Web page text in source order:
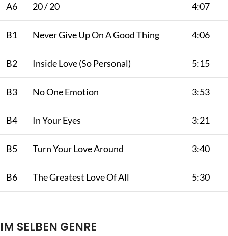
A6 20 / 20 4:07
B1 Never Give Up On A Good Thing 4:06
B2 Inside Love (So Personal) 5:15
B3 No One Emotion 3:53
B4 In Your Eyes 3:21
B5 Turn Your Love Around 3:40
B6 The Greatest Love Of All 5:30
IM SELBEN GENRE